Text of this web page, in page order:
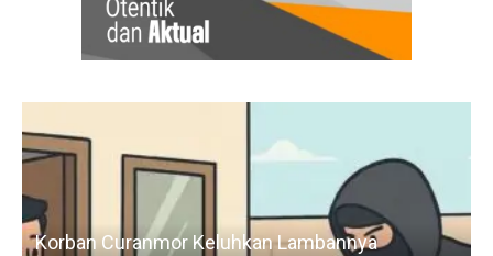
Korban Curanmor Keluhkan Lambannya